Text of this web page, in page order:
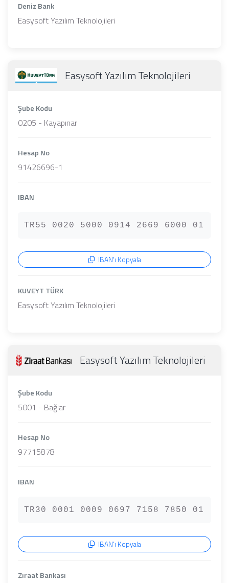
Deniz Bank
Easysoft Yazılım Teknolojileri
Easysoft Yazılım Teknolojileri
Şube Kodu
0205 - Kayapınar
Hesap No
91426696-1
IBAN
TR55 0020 5000 0914 2669 6000 01
IBAN'ı Kopyala
KUVEYT TÜRK
Easysoft Yazılım Teknolojileri
Easysoft Yazılım Teknolojileri
Şube Kodu
5001 - Bağlar
Hesap No
97715878
IBAN
TR30 0001 0009 0697 7158 7850 01
IBAN'ı Kopyala
Zıraat Bankası